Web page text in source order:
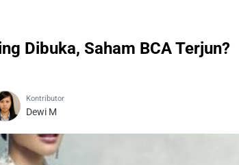
Dibuka, Saham BCA Terjun?
Kontributor
Dewi M